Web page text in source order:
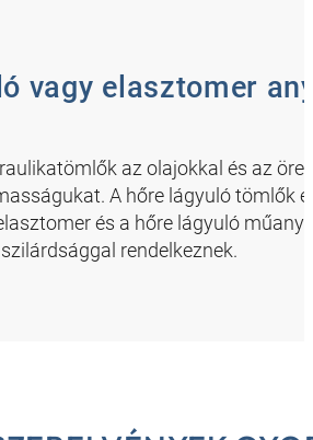
vagy elasztomer
az olajokkal és az
A hőre lágyuló tömlők
és a hőre lágyuló
rendelkeznek.